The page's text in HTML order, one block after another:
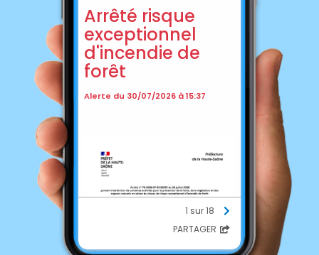
Arrêté risque
exceptionnel
d'incendie de
forêt
Alerte du 30/07/2026 à 15:37
1 sur 18
PARTAGER